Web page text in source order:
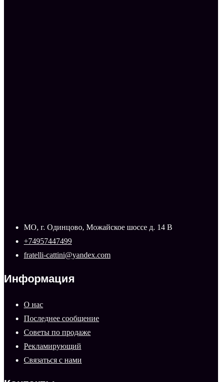
МО, г. Одинцово, Можайское шоссе д. 14 В
+74957447499
fratelli-cattini@yandex.com
Информация
О нас
Последнее сообщение
Советы по продаже
Рекламирующий
Связаться с нами